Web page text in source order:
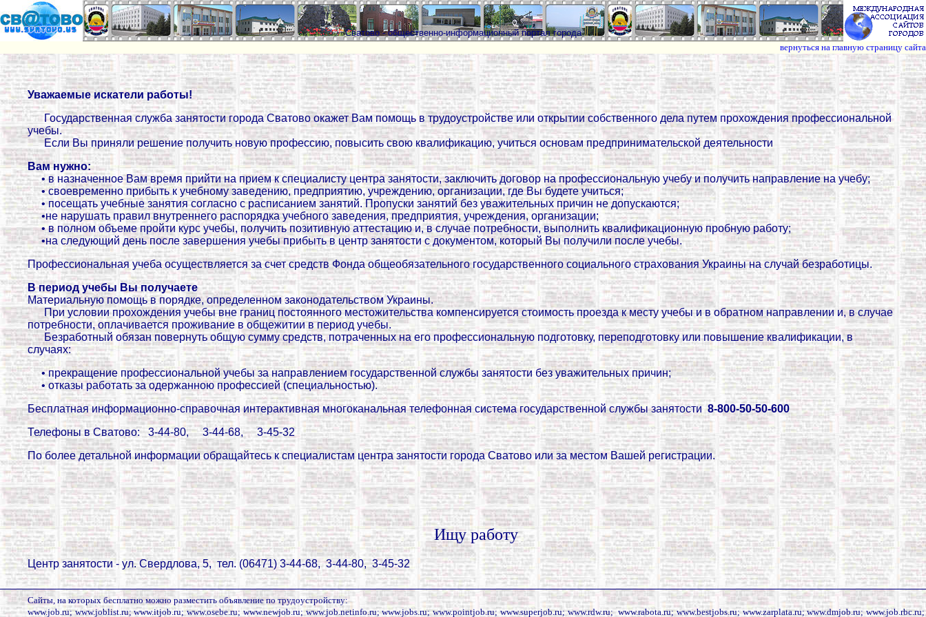
Сватово - общественно-информационный портал города
вернуться на главную страницу сайта
Уважаемые искатели работы!
Государственная служба занятости города Сватово окажет Вам помощь в трудоустройстве или открытии собственного дела путем прохождения профессиональной
учебы.
Если Вы приняли решение получить новую профессию, повысить свою квалификацию, учиться основам предпринимательской деятельности
Вам нужно:
• в назначенное Вам время прийти на прием к специалисту центра занятости, заключить договор на профессиональную учебу и получить направление на учебу;
• своевременно прибыть к учебному заведению, предприятию, учреждению, организации, где Вы будете учиться;
• посещать учебные занятия согласно с расписанием занятий. Пропуски занятий без уважительных причин не допускаются;
•не нарушать правил внутреннего распорядка учебного заведения, предприятия, учреждения, организации;
• в полном объеме пройти курс учебы, получить позитивную аттестацию и, в случае потребности, выполнить квалификационную пробную работу;
•на следующий день после завершения учебы прибыть в центр занятости с документом, который Вы получили после учебы.
Профессиональная учеба осуществляется за счет средств Фонда общеобязательного государственного социального страхования Украины на случай безработицы.
В период учебы Вы получаете
Материальную помощь в порядке, определенном законодательством Украины.
При условии прохождения учебы вне границ постоянного местожительства компенсируется стоимость проезда к месту учебы и в обратном направлении и, в случае
потребности, оплачивается проживание в общежитии в период учебы.
Безработный обязан повернуть общую сумму средств, потраченных на его профессиональную подготовку, переподготовку или повышение квалификации, в
случаях:
• прекращение профессиональной учебы за направлением государственной службы занятости без уважительных причин;
• отказы работать за одержанною профессией (специальностью).
Бесплатная информационно-справочная интерактивная многоканальная телефонная система государственной службы занятости8-800-50-50-600
Телефоны в Сватово: 3-44-80, 3-44-68, 3-45-32
По более детальной информации обращайтесь к специалистам центра занятости города Сватово или за местом Вашей регистрации.
Ищу работу
Центр занятости - ул. Свердлова, 5, тел. (06471) 3-44-68, 3-44-80, 3-45-32
Сайты, на которых бесплатно можно разместить объявление по трудоустройству:
www.job.ru; www.joblist.ru; www.itjob.ru; www.osebe.ru; www.newjob.ru; www.job.netinfo.ru; www.jobs.ru; www.pointjob.ru; www.superjob.ru; www.rdw.ru; www.rabota.ru; www.bestjobs.ru; www.zarplata.ru; www.dmjob.ru; www.job.rbc.ru;